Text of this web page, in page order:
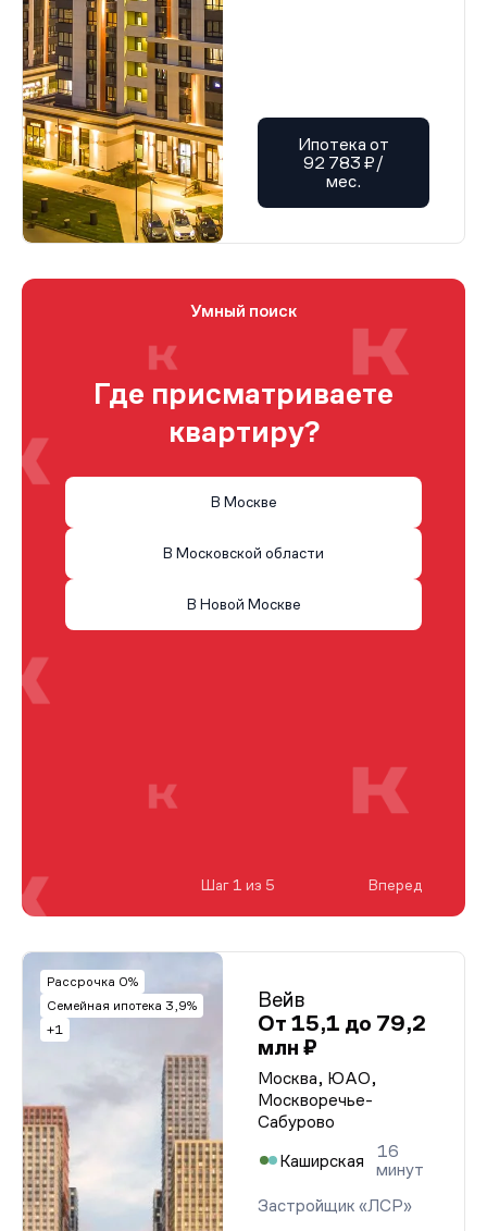
Ипотека от
92 783 ₽/
мес.
Рассрочка 0%
Семейная ипотека 3,9%
+1
Вейв
От 15,1 до 79,2
млн ₽
Москва, ЮАО,
Москворечье-
Сабурово
Каширская
16
минут
Застройщик «ЛСР»
Умный поиск
Где присматриваете
квартиру?
В Москве
В Московской области
В Новой Москве
Шаг 1 из 5 Вперед